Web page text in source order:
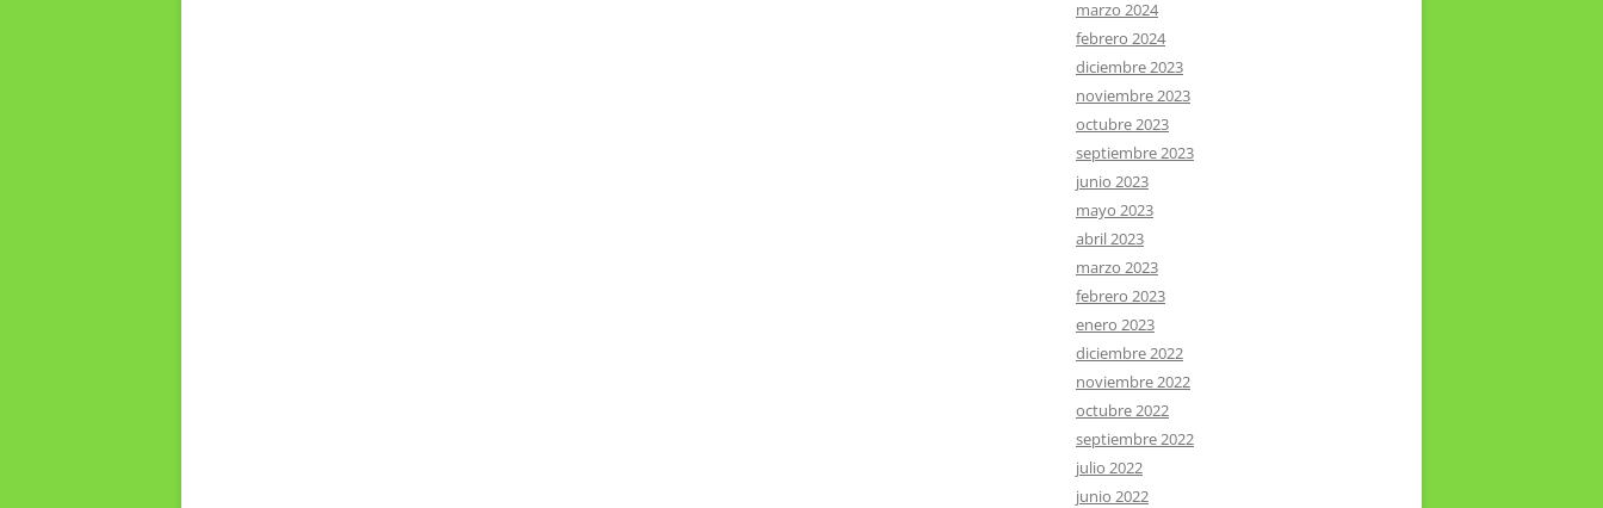
marzo 2024
febrero 2024
diciembre 2023
noviembre 2023
octubre 2023
septiembre 2023
junio 2023
mayo 2023
abril 2023
marzo 2023
febrero 2023
enero 2023
diciembre 2022
noviembre 2022
octubre 2022
septiembre 2022
julio 2022
junio 2022